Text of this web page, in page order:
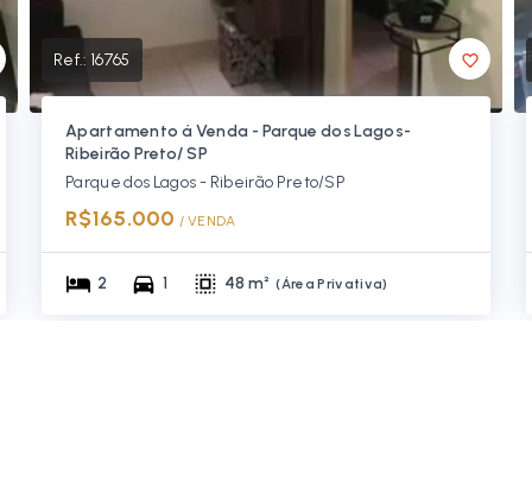
Ref.: 16765
Apartamento á Venda - Parque dos Lagos-
Ribeirão Preto/ SP
Parque dos Lagos - Ribeirão Preto/SP
R$165.000 / VENDA
2 1 48 m² (Área Privativa)